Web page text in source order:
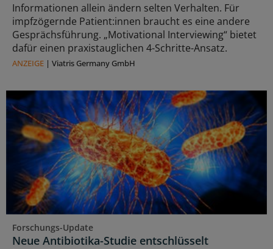
Informationen allein ändern selten Verhalten. Für
impfzögernde Patient:innen braucht es eine andere
Gesprächsführung. „Motivational Interviewing“ bietet
dafür einen praxistauglichen 4-Schritte-Ansatz.
ANZEIGE | Viatris Germany GmbH
Forschungs-Update
Neue Antibiotika-Studie entschlüsselt